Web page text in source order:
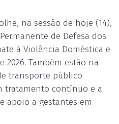
na sessão de hoje (14),
de Defesa dos
à Violência Doméstica e
2026. Também estão na
transporte público
tratamento contínuo e a
apoio a gestantes em